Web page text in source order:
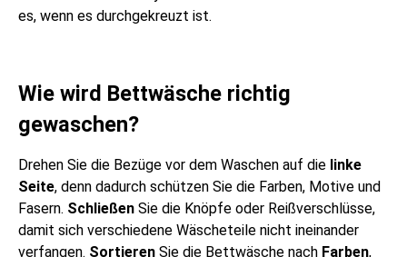
es, wenn es durchgekreuzt ist.
Wie wird Bettwäsche richtig
gewaschen?
Drehen Sie die Bezüge vor dem Waschen auf die linke
Seite, denn dadurch schützen Sie die Farben, Motive und
Fasern. Schließen Sie die Knöpfe oder Reißverschlüsse,
damit sich verschiedene Wäscheteile nicht ineinander
verfangen. Sortieren Sie die Bettwäsche nach Farben,